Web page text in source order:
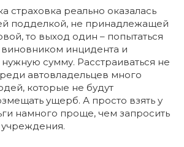
страховка реально оказалась
подделкой, не принадлежащей
то выход один – попытаться
виновником инцидента и
нужную сумму. Расстраиваться не
автовладельцев много
которые не будут
ущерб. А просто взять у
намного проще, чем запросить
учреждения.